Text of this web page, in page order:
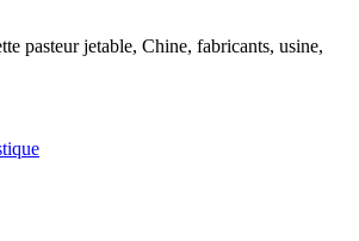
pasteur jetable, Chine, fabricants, usine,